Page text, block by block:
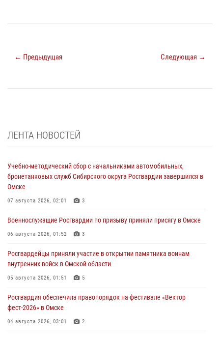
← Предыдущая Следующая →
ЛЕНТА НОВОСТЕЙ
Учебно-методический сбор с начальниками автомобильных,
бронетанковых служб Сибирского округа Росгвардии завершился в
Омске
07 августа 2026, 02:01 3
Военнослужащие Росгвардии по призыву приняли присягу в Омске
06 августа 2026, 01:52 3
Росгвардейцы приняли участие в открытии памятника воинам
внутренних войск в Омской области
05 августа 2026, 01:51 5
Росгвардия обеспечила правопорядок на фестивале «Вектор
фест-2026» в Омске
04 августа 2026, 03:01 2